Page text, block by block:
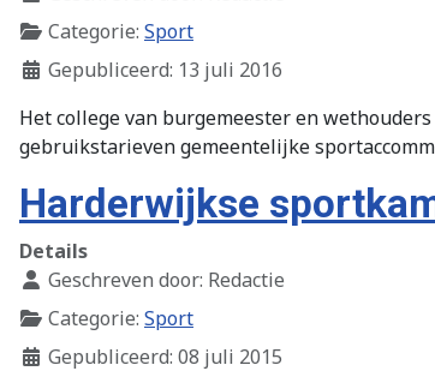
Categorie: Sport
Gepubliceerd: 13 juli 2016
Het college van burgemeester en
gebruikstarieven gemeentelijke
Harderwijkse
Details
Geschreven door: Redactie
Categorie: Sport
Gepubliceerd: 08 juli 2015